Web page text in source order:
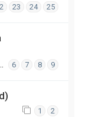
23 24 25
6 7 8 9
1 2